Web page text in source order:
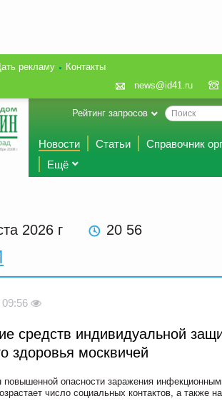
рекламу
Контакты
news@id41.ru
Рейтинг запросов
Новости Статьи
Справочник
Ещё
2026 г 20:56
09:56
средств индивидуальной
здоровья москвичей
повышенной опасности заражения
число социальных контактов, а также